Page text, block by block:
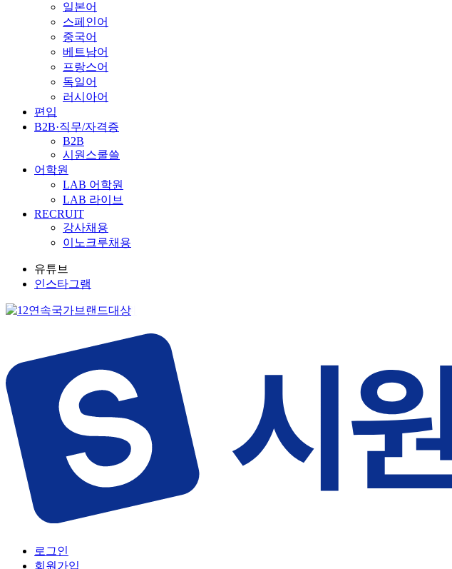
일본어
스페인어
중국어
베트남어
프랑스어
독일어
러시아어
편입
B2B·직무/자격증
B2B
시원스쿨쓸
어학원
LAB 어학원
LAB 라이브
RECRUIT
강사채용
이노크루채용
유튜브
인스타그램
로그인
회원가입